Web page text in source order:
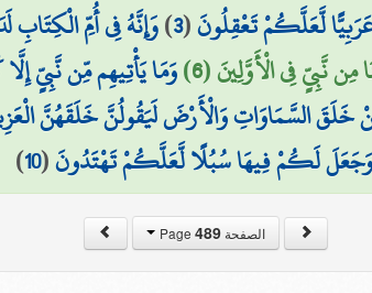
عَرَبِيًّا لَّعَلَّكُمْ تَعْقِلُونَ(
3
)وَإِنَّهُ فِي أُمِّ الْكِتَابِ
نَّبِيٍّ فِي الْأَوَّلِينَ (6) وَمَا يَأْتِيهِم مِّن نَّبِيٍّ
خَلَقَ السَّمَاوَاتِ وَالْأَرْضَ لَيَقُولُنَّ خَلَقَهُنَّ
وَجَعَلَ لَكُمْ فِيهَا سُبُلًا لَّعَلَّكُمْ تَهْتَدُونَ(
10
)
الصفحة Page489